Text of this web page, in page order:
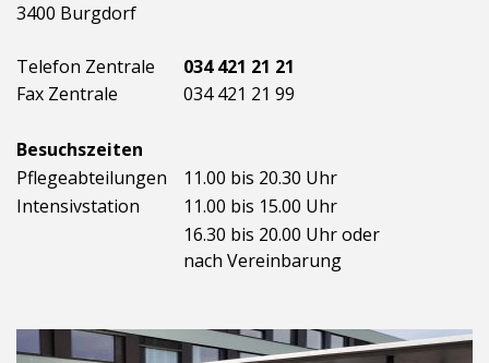
3400 Burgdorf
Telefon Zentrale
034 421 21 21
Fax Zentrale
034 421 21 99
Besuchszeiten
Pflegeabteilungen
11.00 bis 20.30 Uhr
Intensivstation
11.00 bis 15.00 Uhr
16.30 bis 20.00 Uhr oder
nach Vereinbarung